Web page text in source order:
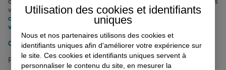
vous proposons aussi des solutions spécifiques si vous êtes un
conducteur malussé
, si vousroulez peuou si vous possédez une
voiture électrique
semi-autonome
Obtenir un tarif pour votre assurance auto à Boulogne-Billancourt
Pour en savoir plus, n'hésitez pas à consulter nosconseils auto
Utilisation des cookies et identifiants
uniques
Nous et nos partenaires utilisons des cookies et
identifiants uniques afin d'améliorer votre expérience sur
le site. Ces cookies et identifiants uniques servent à
personnaliser le contenu du site, en mesurer la